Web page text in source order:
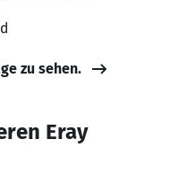
zu sehen.
Eray